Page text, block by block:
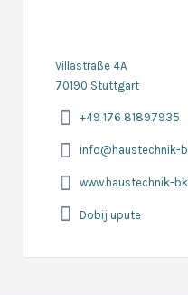
Villastraße 4A
70190 Stuttgart
+49 176 81897935
info@haustechnik-
www.haustechnik-
Dobij upute